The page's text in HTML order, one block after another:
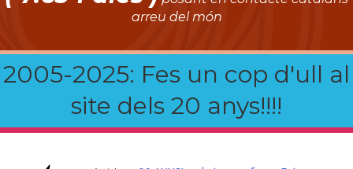
arreu del món
2005-2025: Fes un cop d'ull al
site dels 20 anys!!!!